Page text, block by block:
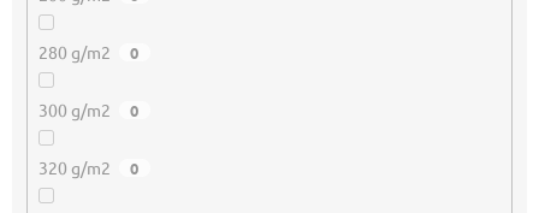
280 g/m2 0
300 g/m2 0
320 g/m2 0